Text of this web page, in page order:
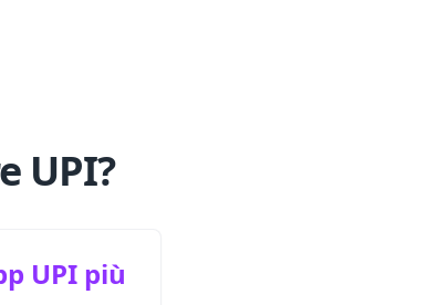
UPI?
UPI più